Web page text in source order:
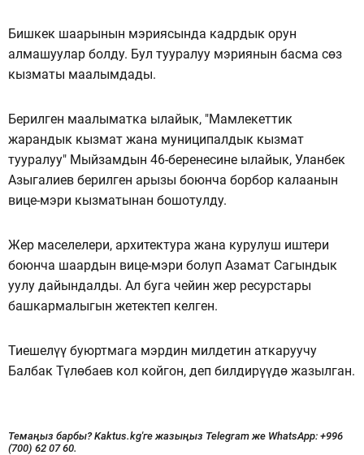
Бишкек шаарынын мэриясында кадрдык орун
алмашуулар болду. Бул тууралуу мэриянын басма сөз
кызматы маалымдады.
Берилген маалыматка ылайык, "Мамлекеттик
жарандык кызмат жана муниципалдык кызмат
тууралуу" Мыйзамдын 46-беренесине ылайык, Уланбек
Азыгалиев берилген арызы боюнча борбор калаанын
вице-мэри кызматынан бошотулду.
Жер маселелери, архитектура жана курулуш иштери
боюнча шаардын вице-мэри болуп Азамат Сагындык
уулу дайындалды. Ал буга чейин жер ресурстары
башкармалыгын жетектеп келген.
Тиешелүү буюртмага мэрдин милдетин аткаруучу
Балбак Түлөбаев кол койгон, деп билдирүүдө жазылган.
Темаңыз барбы? Kaktus.kg'ге жазыңыз Telegram же WhatsApp: +996
(700) 62 07 60.